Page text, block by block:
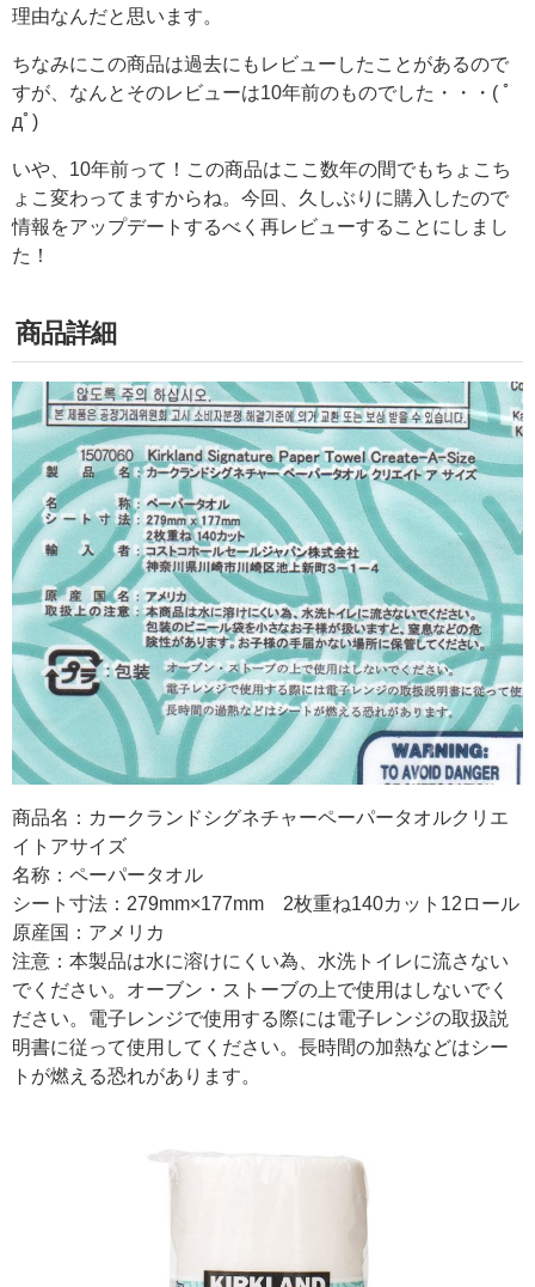
理由なんだと思います。
ちなみにこの商品は過去にもレビューしたことがあるので
すが、なんとそのレビューは10年前のものでした・・・( ﾟ
дﾟ)
いや、10年前って！この商品はここ数年の間でもちょこち
ょこ変わってますからね。今回、久しぶりに購入したので
情報をアップデートするべく再レビューすることにしまし
た！
商品詳細
商品名：カークランドシグネチャーペーパータオルクリエ
イトアサイズ
名称：ペーパータオル
シート寸法：279mm×177mm 2枚重ね140カット12ロール
原産国：アメリカ
注意：本製品は水に溶けにくい為、水洗トイレに流さない
でください。オーブン・ストーブの上で使用はしないでく
ださい。電子レンジで使用する際には電子レンジの取扱説
明書に従って使用してください。長時間の加熱などはシー
トが燃える恐れがあります。